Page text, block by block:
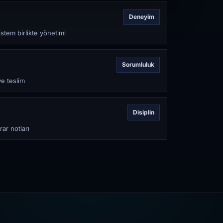
Deneyim
birlikte yönetimi
Sorumluluk
teslim
Disiplin
notları